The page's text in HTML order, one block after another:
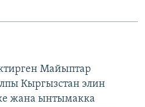
Майыптар
Кыргызстан элин
жана ынтымакка